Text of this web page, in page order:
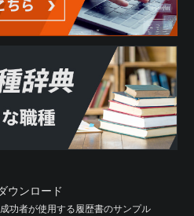
ウンロード
成功者が使用する履歴書のサンプル